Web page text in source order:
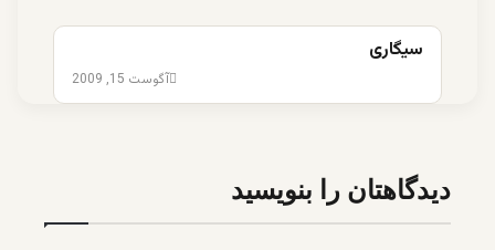
سیگاری
آگوست 15, 2009
دیدگاهتان را بنویسید